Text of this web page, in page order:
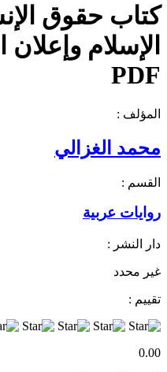
كتاب حقوق
الإسلام وإعلان
PDF
المؤلف :
محمد الغزالي
القسم :
روايات عربية
دار النشر :
غير محدد
تقييم :
0.00